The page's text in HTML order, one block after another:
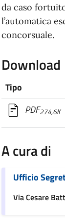
da caso
l’automatica
concorsuale.
Download
Tipo
PDF274,6K
A cura di
Ufficio
Via Cesare